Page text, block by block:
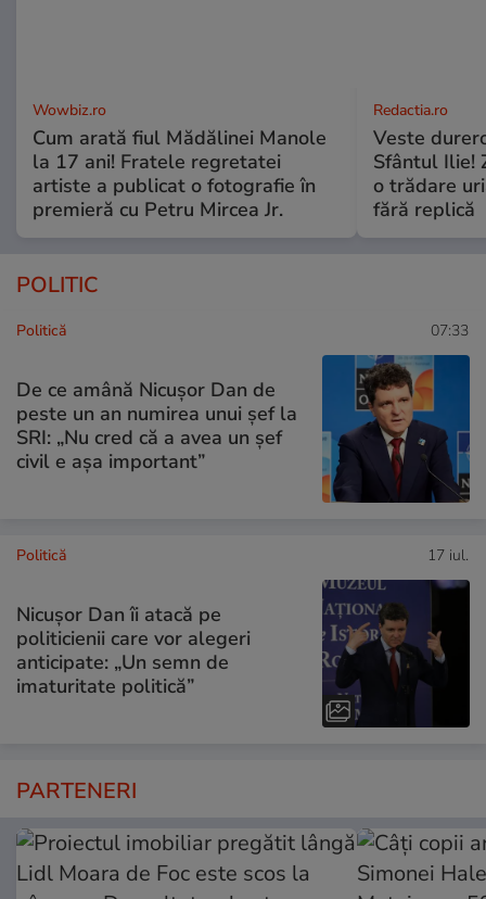
Wowbiz.ro
Cum arată fiul Mădălinei Manole
la 17 ani! Fratele regretatei
artiste a publicat o fotografie în
premieră cu Petru Mircea Jr.
Redactia.ro
Veste
Sfântul Ilie!
o trădare
fără replică
POLITIC
Politică 07:33
De ce amână Nicușor Dan de
peste un an numirea unui șef la
SRI: „Nu cred că a avea un şef
civil e așa important”
Politică 17 iul.
Nicușor Dan îi atacă pe
politicienii care vor alegeri
anticipate: „Un semn de
imaturitate politică”
PARTENERI